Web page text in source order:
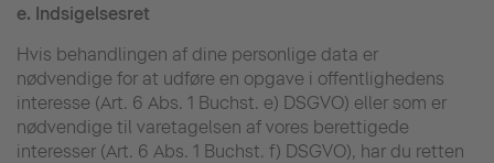
e. Indsigelsesret
Hvis behandlingen af dine personlige data er
nødvendige for at udføre en opgave i offentlighedens
interesse (Art. 6 Abs. 1 Buchst. e) DSGVO) eller som er
nødvendige til varetagelsen af vores berettigede
interesser (Art. 6 Abs. 1 Buchst. f) DSGVO), har du retten